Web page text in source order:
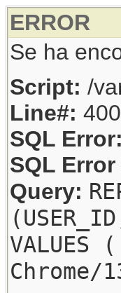
ERROR
Se ha
Script: /
Line#: 400
SQL Error:
SQL Error
Query: